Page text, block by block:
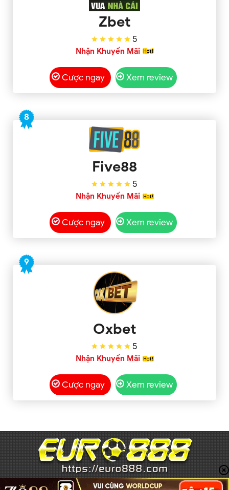
Zbet
5
Nhận Khuyến Mãi
Cược ngay Xem review
8
Five88
5
Nhận Khuyến Mãi
Cược ngay Xem review
9
Oxbet
5
Nhận Khuyến Mãi
Cược ngay Xem review